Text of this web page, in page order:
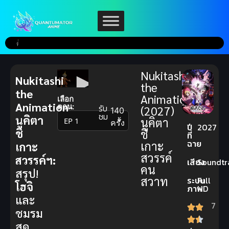
เลือก
ตอน:
▼
รับ
ชม 140
ครั้ง
Nukitashi
the
Animation
(2027)
นูคิตา
ชิ
เกาะ
สวรรค์
คน
สวาท
ปี
ที่
ฉาย
2027
เสียง
ระบบ
ภาพ
Full
HD
7
Nukitashi
the
Animation
นูคิตา
ชิ
เกาะ
สวรรค์ฯ:
สรุป!
โฮจิ
และ
ชมรม